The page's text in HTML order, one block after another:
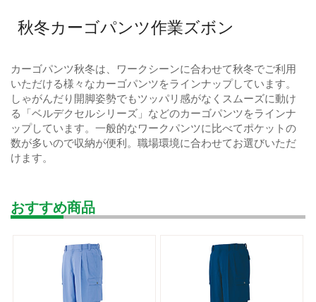
n
秋冬カーゴパンツ作業ズボン
カーゴパンツ秋冬は、ワークシーンに合わせて秋冬でご利用
いただける様々なカーゴパンツをラインナップしています。
しゃがんだり開脚姿勢でもツッパリ感がなくスムーズに動け
る「ベルデクセルシリーズ」などのカーゴパンツをラインナ
ップしています。一般的なワークパンツに比べてポケットの
数が多いので収納が便利。職場環境に合わせてお選びいただ
けます。
おすすめ商品